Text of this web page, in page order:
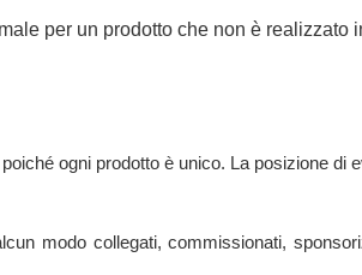
per un prodotto che non è realizzato
ogni prodotto è unico. La posizione di
modo collegati, commissionati,